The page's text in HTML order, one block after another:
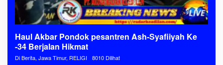
Haul Akbar Pondok pesantren Ash-Syafiiyah Ke
-34 Berjalan Hikmat
Di Berita, Jawa Timur, RELIGI 8010 Dilihat